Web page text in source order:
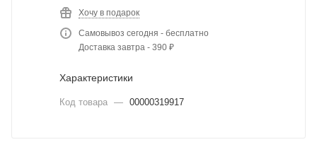
Хочу в подарок
Самовывоз сегодня - бесплатно
Доставка завтра - 390 ₽
Характеристики
Код товара — 00000319917